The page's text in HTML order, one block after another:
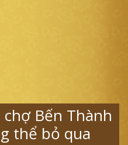
Bến Thành
thể bỏ qua